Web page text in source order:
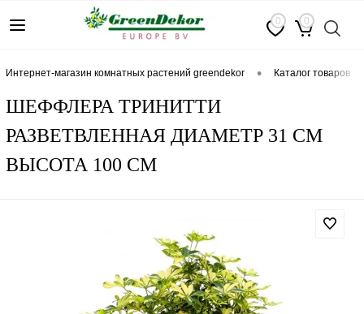
0 0
интернет-магазин комнатных растений greendekor • каталог товаров
ШЕФФЛЕРА ТРИНИТТИ
РАЗВЕТВЛЕННАЯ ДИАМЕТР 31 СМ
ВЫСОТА 100 СМ